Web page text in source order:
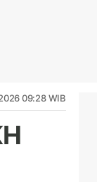
09:28 WIB